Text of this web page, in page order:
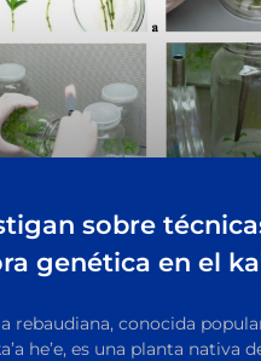
sobre
genética en el
rebaudiana, conocida
he’e, es una planta nativa